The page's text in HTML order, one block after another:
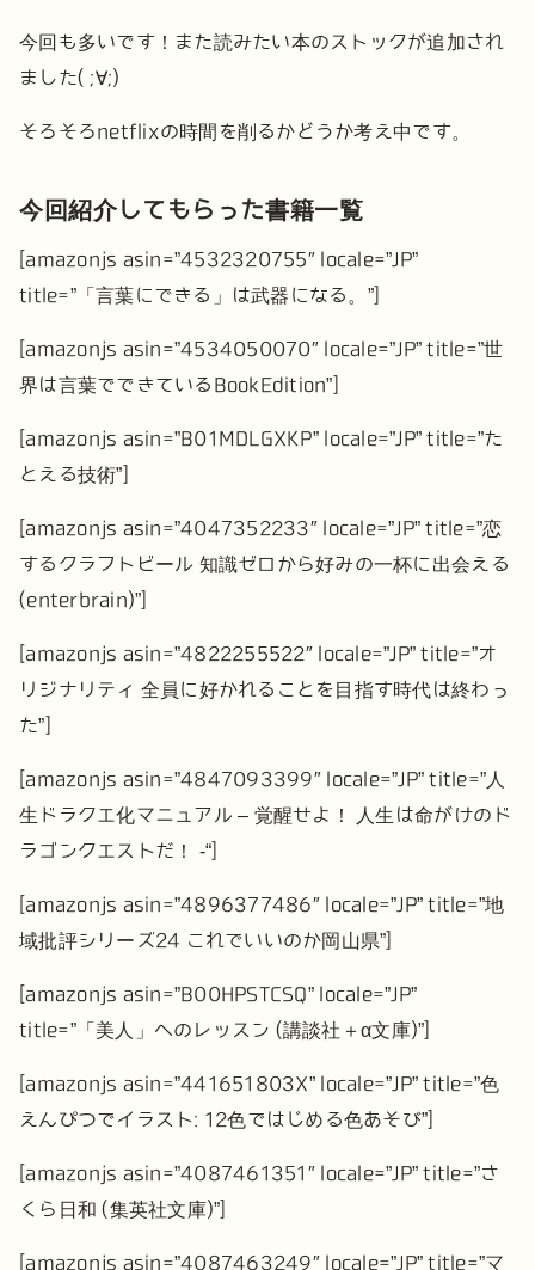
今回も多いです！また読みたい本のストックが追加され
ました( ;∀;)
そろそろnetflixの時間を削るかどうか考え中です。
今回紹介してもらった書籍一覧
[amazonjs asin=”4532320755″ locale=”JP”
title=”「言葉にできる」は武器になる。”]
[amazonjs asin=”4534050070″ locale=”JP” title=”世
界は言葉でできているBookEdition”]
[amazonjs asin=”B01MDLGXKP” locale=”JP” title=”た
とえる技術”]
[amazonjs asin=”4047352233″ locale=”JP” title=”恋
するクラフトビール 知識ゼロから好みの一杯に出会える
(enterbrain)”]
[amazonjs asin=”4822255522″ locale=”JP” title=”オ
リジナリティ 全員に好かれることを目指す時代は終わっ
た”]
[amazonjs asin=”4847093399″ locale=”JP” title=”人
生ドラクエ化マニュアル – 覚醒せよ！ 人生は命がけのド
ラゴンクエストだ！ -“]
[amazonjs asin=”4896377486″ locale=”JP” title=”地
域批評シリーズ24 これでいいのか岡山県”]
[amazonjs asin=”B00HPSTCSQ” locale=”JP”
title=”「美人」へのレッスン (講談社＋α文庫)”]
[amazonjs asin=”441651803X” locale=”JP” title=”色
えんぴつでイラスト: 12色ではじめる色あそび”]
[amazonjs asin=”4087461351″ locale=”JP” title=”さ
くら日和 (集英社文庫)”]
[amazonjs asin=”4087463249″ locale=”JP” title=”マ